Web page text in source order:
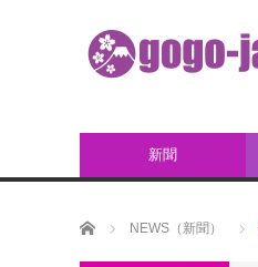
新聞
ホーム NEWS（新聞）